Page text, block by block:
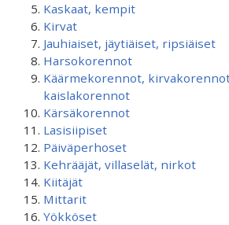
Kaskaat, kempit
Kirvat
Jauhiaiset, jäytiäiset, ripsiäiset
Harsokorennot
Käärmekorennot,
kaislakorennot
Kärsäkorennot
Lasisiipiset
Päiväperhoset
Kehrääjät, villaselät, nirkot
Kiitäjät
Mittarit
Yökköset